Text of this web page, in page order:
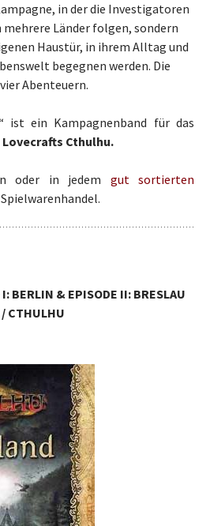
in der die Investigatoren
Länder folgen, sondern
Haustür, in ihrem Alltag und
begegnen werden. Die
Abenteuern.
ist ein Kampagnenband für das
Lovecrafts Cthulhu.
oder in jedem gut sortierten
BERLIN & EPISODE II: BRESLAU
CTHULHU